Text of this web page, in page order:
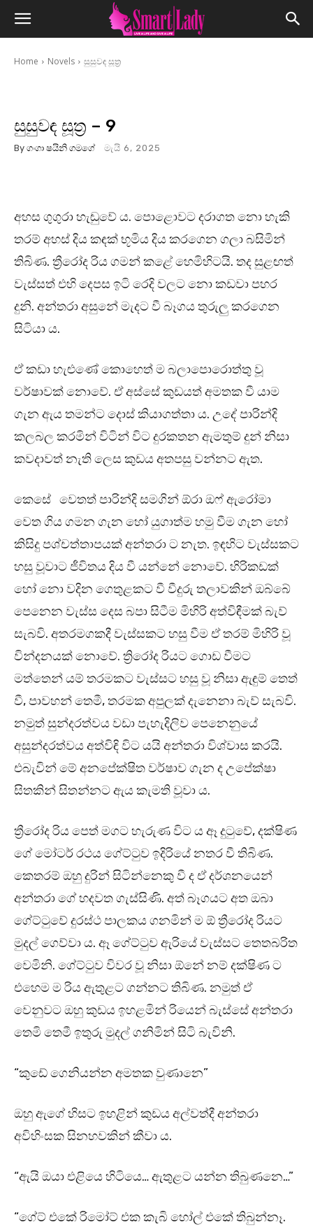
Home Novels සුසුවඳ සූත්‍ර
සුසුවඳ සූත්‍ර – 9
By ගංගා ෂයිනි ගමගේ මැයි 6, 2025
අහස ගුගුරා හැඬුවේ ය. පොළොවට දරාගත නො හැකි
තරම් අහස් දිය කඳක් භූමිය දිය කරගෙන ගලා බසිමින්
තිබිණ. ත්‍රීරෝද රිය ගමන් කළේ හෙමිහිටයි. තද සුළඟත්
වැස්සත් එහි දෙපස ඉටි රෙදි වලට නො කඩවා පහර
දුනි. අන්තරා අසුනේ මැදට වී බෑගය තුරුලු කරගෙන
සිටියා ය.
ඒ කඩා හැළුණේ කොහෙත් ම බලාපොරොත්තු වූ
වර්ෂාවක් නොවේ. ඒ අස්සේ කුඩයත් අමතක වී යාම
ගැන ඇය තමන්ට දොස් කියාගත්තා ය. උදේ පාරින්දි
කලබල කරමින් විටින් විට දුරකතන ඇමතුම් දුන් නිසා
කවදාවත් නැති ලෙස කුඩය අතපසු වන්නට ඇත.
කෙසේ වෙතත් පාරින්දි සමගින් ඕරා ඔෆ් ඇරෝමා
වෙත ගිය ගමන ගැන හෝ යුගාත්ම හමු වීම ගැන හෝ
කිසිදු පශ්චත්තාපයක් අන්තරා ට නැත. ඉඳහිට වැස්සකට
හසු වූවාට ජීවිතය දිය වී යන්නේ නොවේ. හිරිකඩක්
හෝ නො වදින ගෙතුළකට වී වීදුරු තලාවකින් ඔබ්බේ
පෙනෙන වැස්ස දෙස බපා සිටීම මිහිරි අත්විඳීමක් බැව්
සැබවි. අතරමගකදී වැස්සකට හසු වීම ඒ තරම් මිහිරි වූ
වින්දනයක් නොවේ. ත්‍රිරෝද රියට ගොඩ වීමට
මත්තෙන් යම් තරමකට වැස්සට හසු වූ නිසා ඇඳුම් තෙත්
වී, පාවහන් තෙමී, තරමක අපුලක් දැනෙනා බැව් සැබවි.
නමුත් සුන්දරත්වය වඩා පැහැදිලිව පෙනෙනුයේ
අසුන්දරත්වය අත්විඳි විට යයි අන්තරා විශ්වාස කරයි.
එබැවින් මේ අනපේක්ෂිත වර්ෂාව ගැන ද උපේක්ෂා
සිතකින් සිතන්නට ඇය කැමති වූවා ය.
ත්‍රීරෝද රිය පෙත් මගට හැරුණ විට ය ඈ දුටුවේ, දක්ෂිණ
ගේ මෝටර් රථය ගේට්ටුව ඉදිරියේ නතර වී තිබිණ.
කෙතරම් ඔහු දුරින් සිටින්නෙකු වී ද ඒ දර්ශනයෙන්
අන්තරා ගේ හදවත ගැස්සිණි. අත් බෑගයට අත ඔබා
ගේට්ටුවේ දුරස්ථ පාලකය ගනමින් ම ඕ ත්‍රීරෝද රියට
මුදල් ගෙව්වා ය. ඈ ගේට්ටුව ඇරියේ වැස්සට තෙතබරිත
වෙමිනි. ගේට්ටුව විවර වූ නිසා ඕනේ නම් දක්ෂිණ ට
එහෙම ම රිය ඇතුළට ගන්නට තිබිණ. නමුත් ඒ
වෙනුවට ඔහු කුඩය ඉහළමින් රියෙන් බැස්සේ අන්තරා
තෙමි තෙමී ඉතුරු මුදල් ගනිමින් සිටි බැවිනි.
“කුඩේ ගෙනියන්න අමතක වුණානෙ”
ඔහු ඇගේ හිසට ඉහළින් කුඩය අල්වත්දී අන්තරා
අවිහිංසක සිනහවකින් කීවා ය.
“ඇයි ඔයා එළියෙ හිටියෙ… ඇතුළට යන්න තිබුණනෙ…”
“ගේට් එකේ රිමෝට් එක කැබි හෝල් එකේ තිබුන්නෑ.